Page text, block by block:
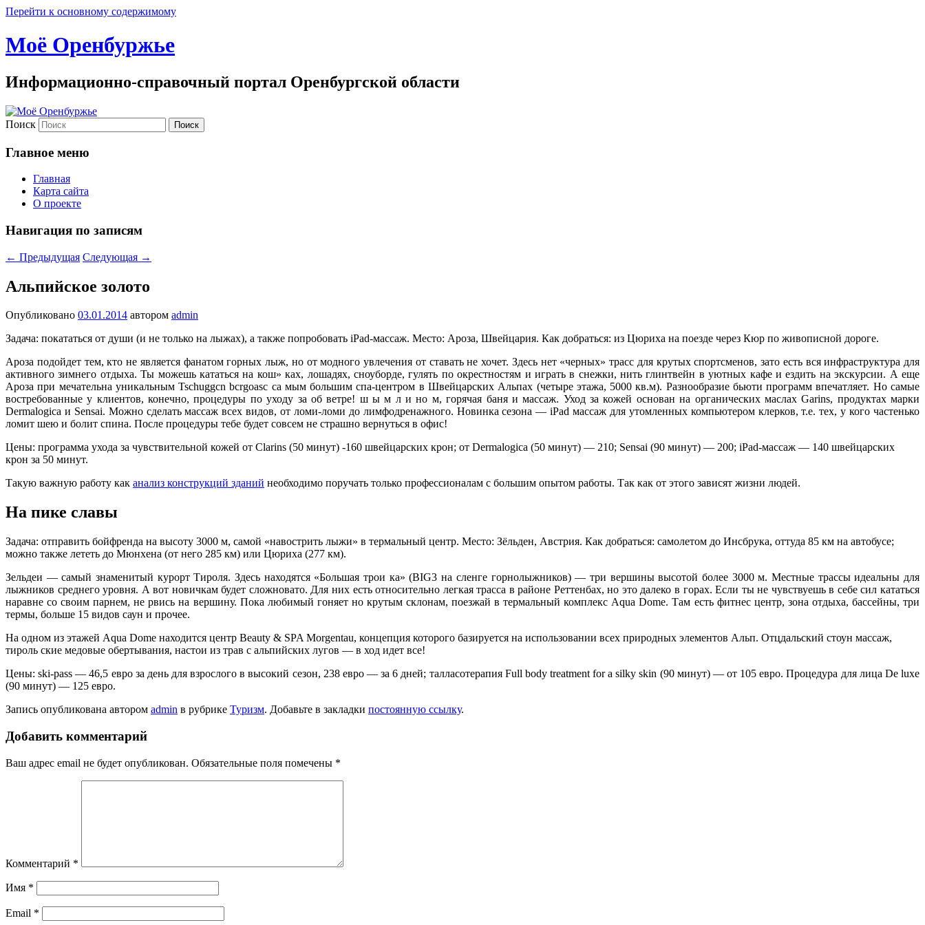
Перейти к основному содержимому
Моё Оренбуржье
Информационно-справочный портал Оренбургской области
Поиск
Главное меню
Главная
Карта сайта
О проекте
Навигация по записям
← Предыдущая Следующая →
Альпийское золото
Опубликовано 03.01.2014 автором admin
Задача: покататься от души (и не только на лыжах), а также попробовать iPad-массаж. Место: Ароза, Швейцария. Как добраться: из Цюриха на поезде через Кюр по живописной дороге.
Ароза подойдет тем, кто не является фанатом горных лыж, но от модного увлечения от ставать не хочет. Здесь нет «черных» трасс для крутых спортсменов, зато есть вся инфраструктура для
активного зимнего отдыха. Ты можешь кататься на кош» ках, лошадях, сноуборде, гулять по окрестностям и играть в снежки, нить глинтвейн в уютных кафе и ездить на экскурсии. А еще
Ароза при мечательна уникальным Tschuggcn bсrgoasc са мым большим спа-центром в Швейцарских Альпах (четыре этажа, 5000 кв.м). Разнообразие бьюти программ впечатляет. Но самые
востребованные у клиентов, конечно, процедуры по уходу за об ветре! ш ы м л и но м, горячая баня и массаж. Уход за кожей основан на органических маслах Garins, продуктах марки
Dermalogica и Sensai. Можно сделать массаж всех видов, от ломи-ломи до лимфодренажного. Новинка сезона — iPad массаж для утомленных компьютером клерков, т.е. тех, у кого частенько
ломит шею и болит спина. После процедуры тебе будет совсем не страшно вернуться в офис!
Цены: программа ухода за чувствительной кожей от Clarins (50 минут) -160 швейцарских крон; от Dermalogica (50 минут) — 210; Sensai (90 минут) — 200; iPad-массаж — 140 швейцарских
крон за 50 минут.
Такую важную работу как анализ конструкций зданий необходимо поручать только профессионалам с большим опытом работы. Так как от этого зависят жизни людей.
На пике славы
Задача: отправить бойфренда на высоту 3000 м, самой «навострить лыжи» в термальный центр. Место: Зёльден, Австрия. Как добраться: самолетом до Инсбрука, оттуда 85 км на автобусе;
можно также лететь до Мюнхена (от него 285 км) или Цюриха (277 км).
Зельдеи — самый знаменитый курорт Тироля. Здесь находятся «Большая трои ка» (BIG3 на сленге горнолыжников) — три вершины высотой более 3000 м. Местные трассы идеальны для
лыжников среднего уровня. А вот новичкам будет сложновато. Для них есть относительно легкая трасса в районе Реттенбах, но это далеко в горах. Если ты не чувствуешь в себе сил кататься
наравне со своим парнем, не рвись на вершину. Пока любимый гоняет но крутым склонам, поезжай в термальный комплекс Aqua Dome. Там есть фитнес центр, зона отдыха, бассейны, три
термы, больше 15 видов саун и прочее.
На одном из этажей Aqua Dome находится центр Beauty & SPA Morgentau, концепция которого базируется на использовании всех природных элементов Альп. Отцдальский стоун массаж,
тироль ские медовые обертывания, настои из трав с альпийских лугов — в ход идет все!
Цены: ski-pass — 46,5 евро за день для взрослого в высокий сезон, 238 евро — за 6 дней; талласотерапия Full body treatment for a silky skin (90 минут) — от 105 евро. Процедура для лица De luxe
(90 минут) — 125 евро.
Запись опубликована автором admin в рубрике Туризм. Добавьте в закладки постоянную ссылку.
Добавить комментарий
Ваш адрес email не будет опубликован. Обязательные поля помечены *
Комментарий *
Имя *
Email *